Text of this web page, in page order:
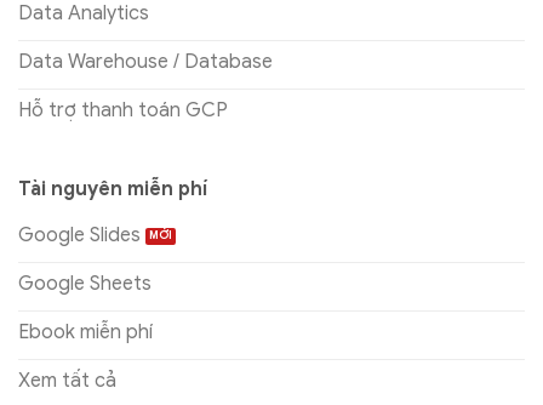
Data Analytics
Data Warehouse / Database
Hỗ trợ thanh toán GCP
Tài nguyên miễn phí
Google Slides
Google Sheets
Ebook miễn phí
Xem tất cả